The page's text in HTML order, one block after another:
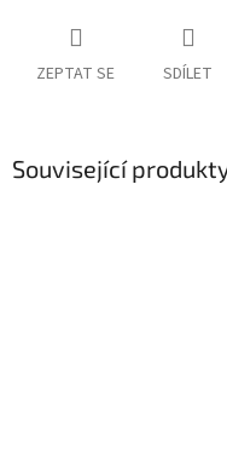
ZEPTAT SE SDÍLET
Související